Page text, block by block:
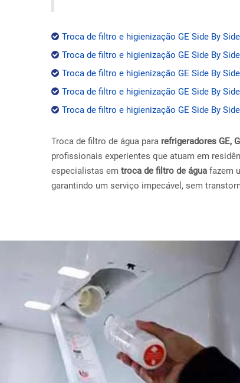
Troca de filtro e higienização GE Side By
Troca de filtro e higienização GE Side By
Troca de filtro e higienização GE Side By
Troca de filtro e higienização GE Side By
Troca de filtro e higienização GE Side By
Troca de filtro de água para refrigeradores GE,
profissionais experientes que atuam em
especialistas em troca de filtro de água fazem
garantindo um serviço impecável, sem